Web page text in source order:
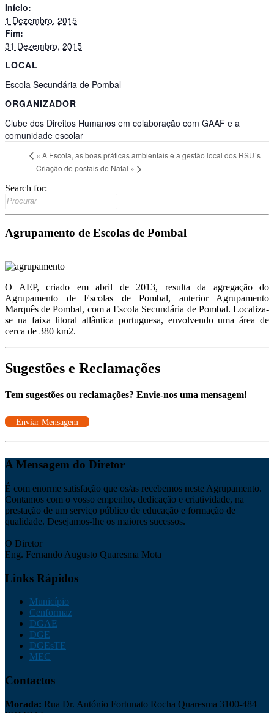
Início:
1 Dezembro, 2015
Fim:
31 Dezembro, 2015
LOCAL
Escola Secundária de Pombal
ORGANIZADOR
Clube dos Direitos Humanos em colaboração com GAAF e a
comunidade escolar
« A Escola, as boas práticas ambientais e a gestão local dos RSU´s
Criação de postais de Natal »
Search for:
Agrupamento de Escolas de Pombal
O AEP, criado em abril de 2013, resulta da agregação do
Agrupamento de Escolas de Pombal, anterior Agrupamento
Marquês de Pombal, com a Escola Secundária de Pombal. Localiza-
se na faixa litoral atlântica portuguesa, envolvendo uma área de
cerca de 380 km2.
Sugestões e Reclamações
Tem sugestões ou reclamações? Envie-nos uma mensagem!
Enviar Mensagem
A Mensagem do Diretor
É com enorme satisfação que os/as recebemos neste Agrupamento.
Contamos com o vosso empenho, dedicação e criatividade, na
prestação de um serviço público de educação e formação de
qualidade. Desejamos-lhe os maiores sucessos.
O Diretor
Eng. Fernando Augusto Quaresma Mota
Links Rápidos
Município
Cenformaz
DGAE
DGE
DGEsTE
MEC
Contactos
Morada: Rua Dr. António Fortunato Rocha Quaresma 3100-484